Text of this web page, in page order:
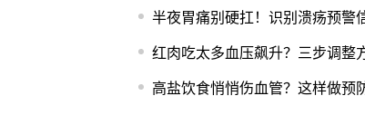
半夜胃痛别硬扛！识别溃疡预警
红肉吃太多血压飙升？三步调整
高盐饮食悄悄伤血管？这样做预